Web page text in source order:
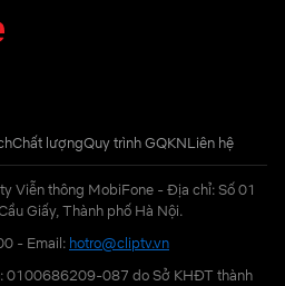
Chất lượngQuy trình GQKNLiên hệ
Viễn thông MobiFone - Địa chỉ: Số 01
Giấy, Thành phố Hà Nội.
- Email: hotro@cliptv.vn
0100686209-087 do Sở KHĐT thành